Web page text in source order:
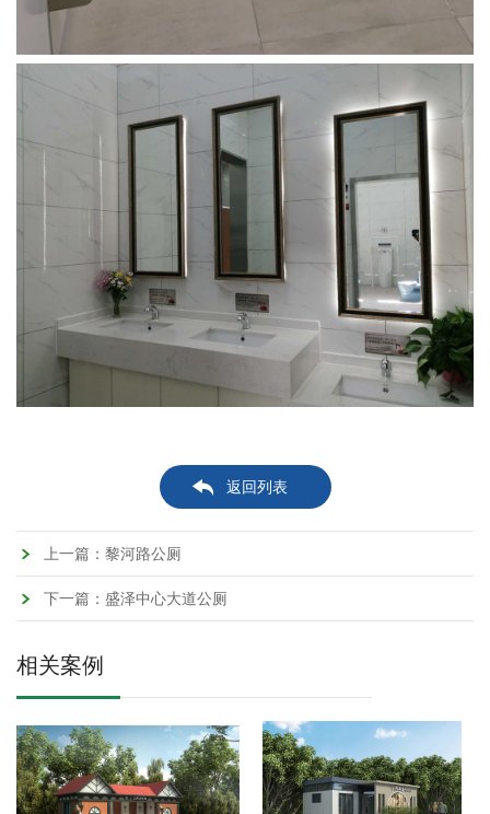
返回列表
上一篇：黎河路公厕
下一篇：盛泽中心大道公厕
相关案例